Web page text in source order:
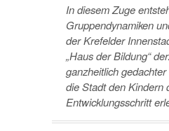
In diesem Zuge
Gruppendynamiken
der Krefelder
„Haus der Bildung“
ganzheitlich
die Stadt den Kindern
Entwicklungsschritt